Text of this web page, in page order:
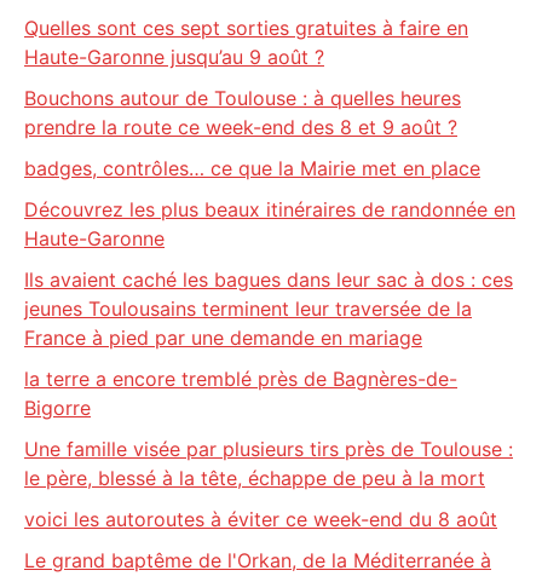
Quelles sont ces sept sorties gratuites à faire en
Haute-Garonne jusqu’au 9 août ?
Bouchons autour de Toulouse : à quelles heures
prendre la route ce week-end des 8 et 9 août ?
badges, contrôles… ce que la Mairie met en place
Découvrez les plus beaux itinéraires de randonnée en
Haute-Garonne
Ils avaient caché les bagues dans leur sac à dos : ces
jeunes Toulousains terminent leur traversée de la
France à pied par une demande en mariage
la terre a encore tremblé près de Bagnères-de-
Bigorre
Une famille visée par plusieurs tirs près de Toulouse :
le père, blessé à la tête, échappe de peu à la mort
voici les autoroutes à éviter ce week-end du 8 août
Le grand baptême de l'Orkan, de la Méditerranée à